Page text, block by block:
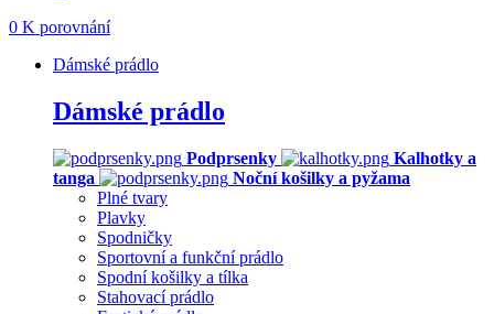
0 K porovnání
Dámské prádlo
Dámské prádlo
Podprsenky
Kalhotky a
tanga
Noční košilky a pyžama
Plné tvary
Plavky
Spodničky
Sportovní a funkční prádlo
Spodní košilky a tílka
Stahovací prádlo